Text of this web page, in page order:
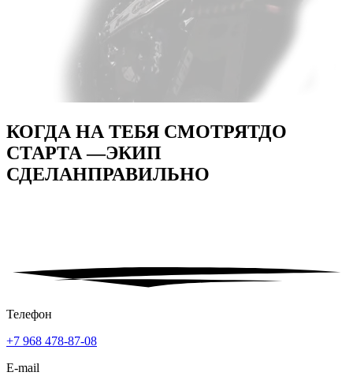
КОГДА НА ТЕБЯ СМОТРЯТДО
СТАРТА —ЭКИП
СДЕЛАНПРАВИЛЬНО
Телефон
+7 968 478-87-08
E-mail